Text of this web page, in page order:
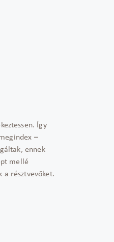
Így
–
ennek
mellé
a résztvevőket.